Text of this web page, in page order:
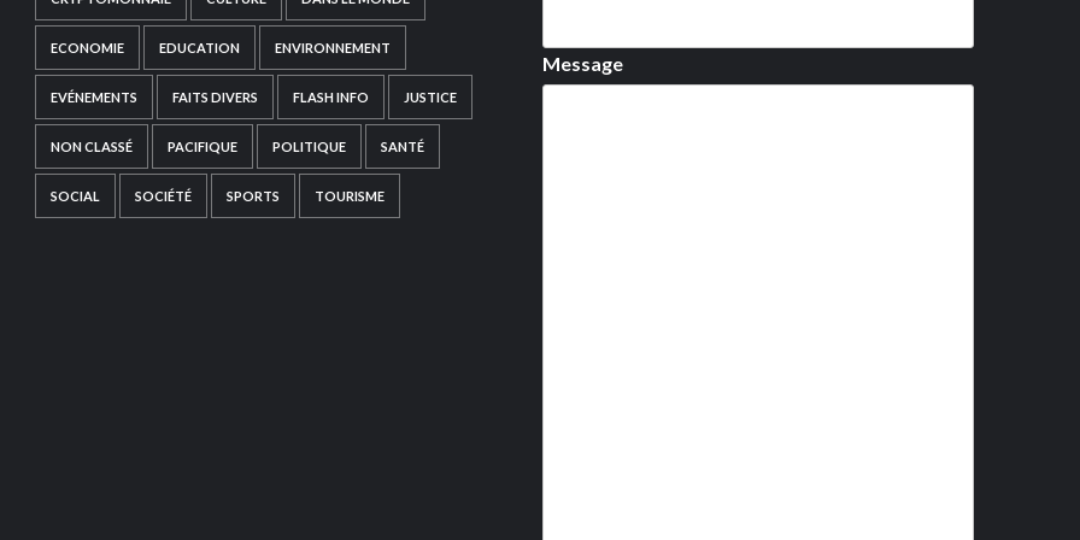
ECONOMIE EDUCATION ENVIRONNEMENT
EVÉNEMENTS FAITS DIVERS FLASH INFO JUSTICE
NON CLASSÉ PACIFIQUE POLITIQUE SANTÉ
SOCIAL SOCIÉTÉ SPORTS TOURISME
Message